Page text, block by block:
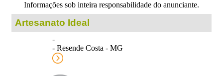
Informações sob inteira responsabilidade do anunciante.
Artesanato Ideal
-
- Resende Costa - MG